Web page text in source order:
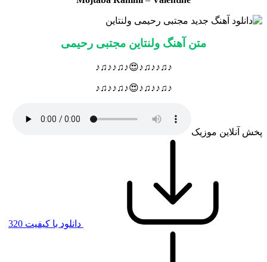
متن آهنگ ولنتاین مجتبی رحیمی
♪♫♪♪♫♪😍♪♫♪♪♫♪
♪♫♪♪♫♪😍♪♫♪♪♫♪
پخش آنلاین موزیک
دانلود با کیفیت 320